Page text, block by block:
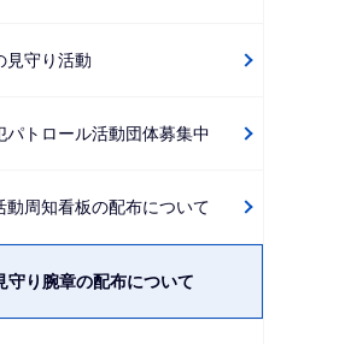
見守り活動
パトロール活動団体募集中
動周知看板の配布について
守り腕章の配布について